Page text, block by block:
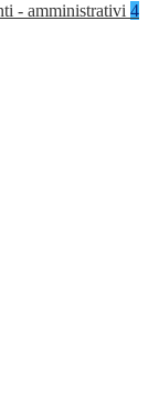
- amministrativi 4